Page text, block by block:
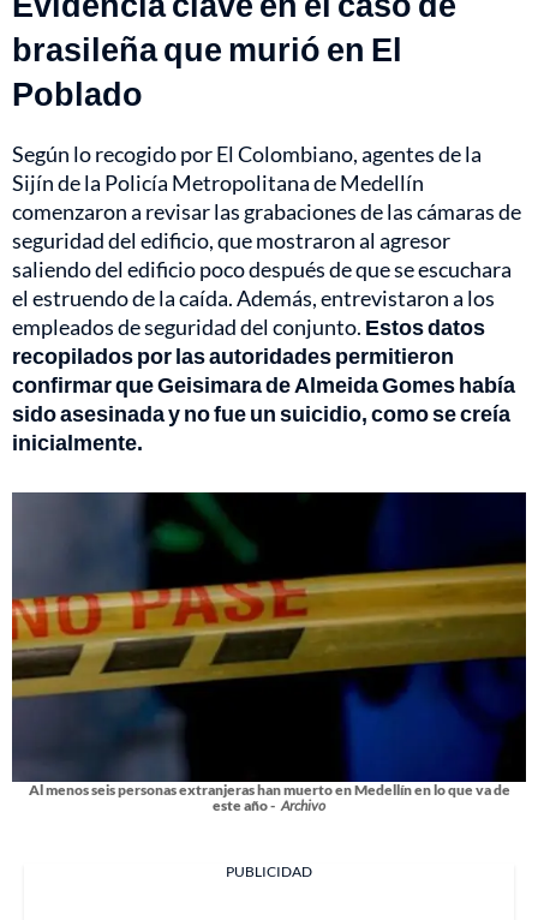
brasileña que murió en El
Poblado
Según lo recogido por El Colombiano, agentes de la
Sijín de la Policía Metropolitana de Medellín
comenzaron a revisar las grabaciones de las cámaras de
seguridad del edificio, que mostraron al agresor
saliendo del edificio poco después de que se escuchara
el estruendo de la caída. Además, entrevistaron a los
empleados de seguridad del conjunto. Estos datos
recopilados por las autoridades permitieron
confirmar que Geisimara de Almeida Gomes había
sido asesinada y no fue un suicidio, como se creía
inicialmente.
Al menos seis personas extranjeras han muerto en Medellín en lo que va de
este año - Archivo
PUBLICIDAD